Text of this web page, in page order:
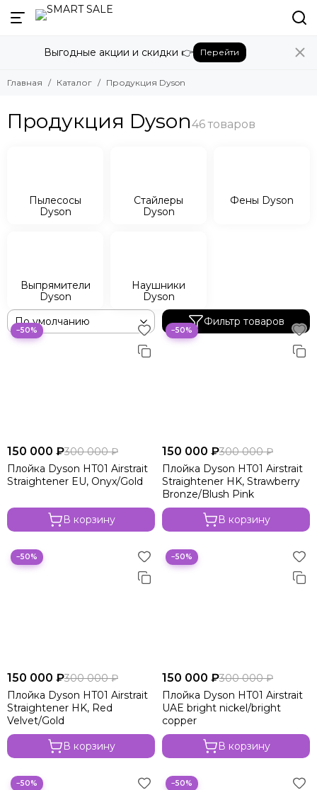
Назад
Продукция Dyson
Пылесосы Dyson
Фены Dyson
Выгодные акции и скидки 👉 Перейти
Главная Каталог Продукция Dyson
Продукция Dyson
Пылесосы
Dyson
Стайлеры
Dyson
Фены Dyson
Выпрямители
Dyson
Наушники
Dyson
Фильтр товаров
−50%
150 000 ₽300 000 ₽
Плойка Dyson HT01 Airstrait
Straightener EU, Onyx/Gold
В корзину
−50%
150 000 ₽300 000 ₽
Плойка Dyson HT01 Airstrait
Straightener HK, Strawberry
Bronze/Blush Pink
В корзину
−50%
150 000 ₽300 000 ₽
Плойка Dyson HT01 Airstrait
Straightener HK, Red
Velvet/Gold
В корзину
−50%
150 000 ₽300 000 ₽
Плойка Dyson HT01 Airstrait
UAE bright nickel/bright
copper
В корзину
−50% −50%